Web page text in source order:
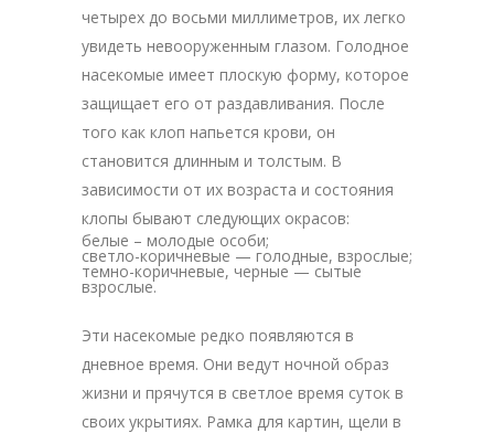
четырех до восьми миллиметров, их легко
увидеть невооруженным глазом. Голодное
насекомые имеет плоскую форму, которое
защищает его от раздавливания. После
того как клоп напьется крови, он
становится длинным и толстым. В
зависимости от их возраста и состояния
клопы бывают следующих окрасов:
белые – молодые особи;
светло-коричневые — голодные, взрослые;
темно-коричневые, черные — сытые
взрослые.
Эти насекомые редко появляются в
дневное время. Они ведут ночной образ
жизни и прячутся в светлое время суток в
своих укрытиях. Рамка для картин, щели в